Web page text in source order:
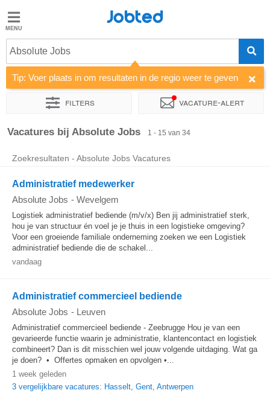
Jobted
Taal
fr
Jobted
Absolute Jobs
Tip: Voer plaats in om resultaten in de regio weer te geven
Filters Vacature-alert
Sorteer op Bedrijf
Vacatures bij Absolute Jobs 1 - 15 van 34
Zoekresultaten - Absolute Jobs Vacatures
Administratief medewerker
Absolute Jobs - Wevelgem
Logistiek administratief bediende (m/v/x) Ben jij administratief sterk,
hou je van structuur én voel je je thuis in een logistieke omgeving?
Voor een groeiende familiale onderneming zoeken we een Logistiek
administratief bediende die de schakel...
vandaag
Administratief commercieel bediende
Absolute Jobs - Leuven
Administratief commercieel bediende - Zeebrugge Hou je van een
gevarieerde functie waarin je administratie, klantencontact en logistiek
combineert? Dan is dit misschien wel jouw volgende uitdaging. Wat ga
je doen? • Offertes opmaken en opvolgen •...
1 week geleden
3 vergelijkbare vacatures: Hasselt, Gent, Antwerpen